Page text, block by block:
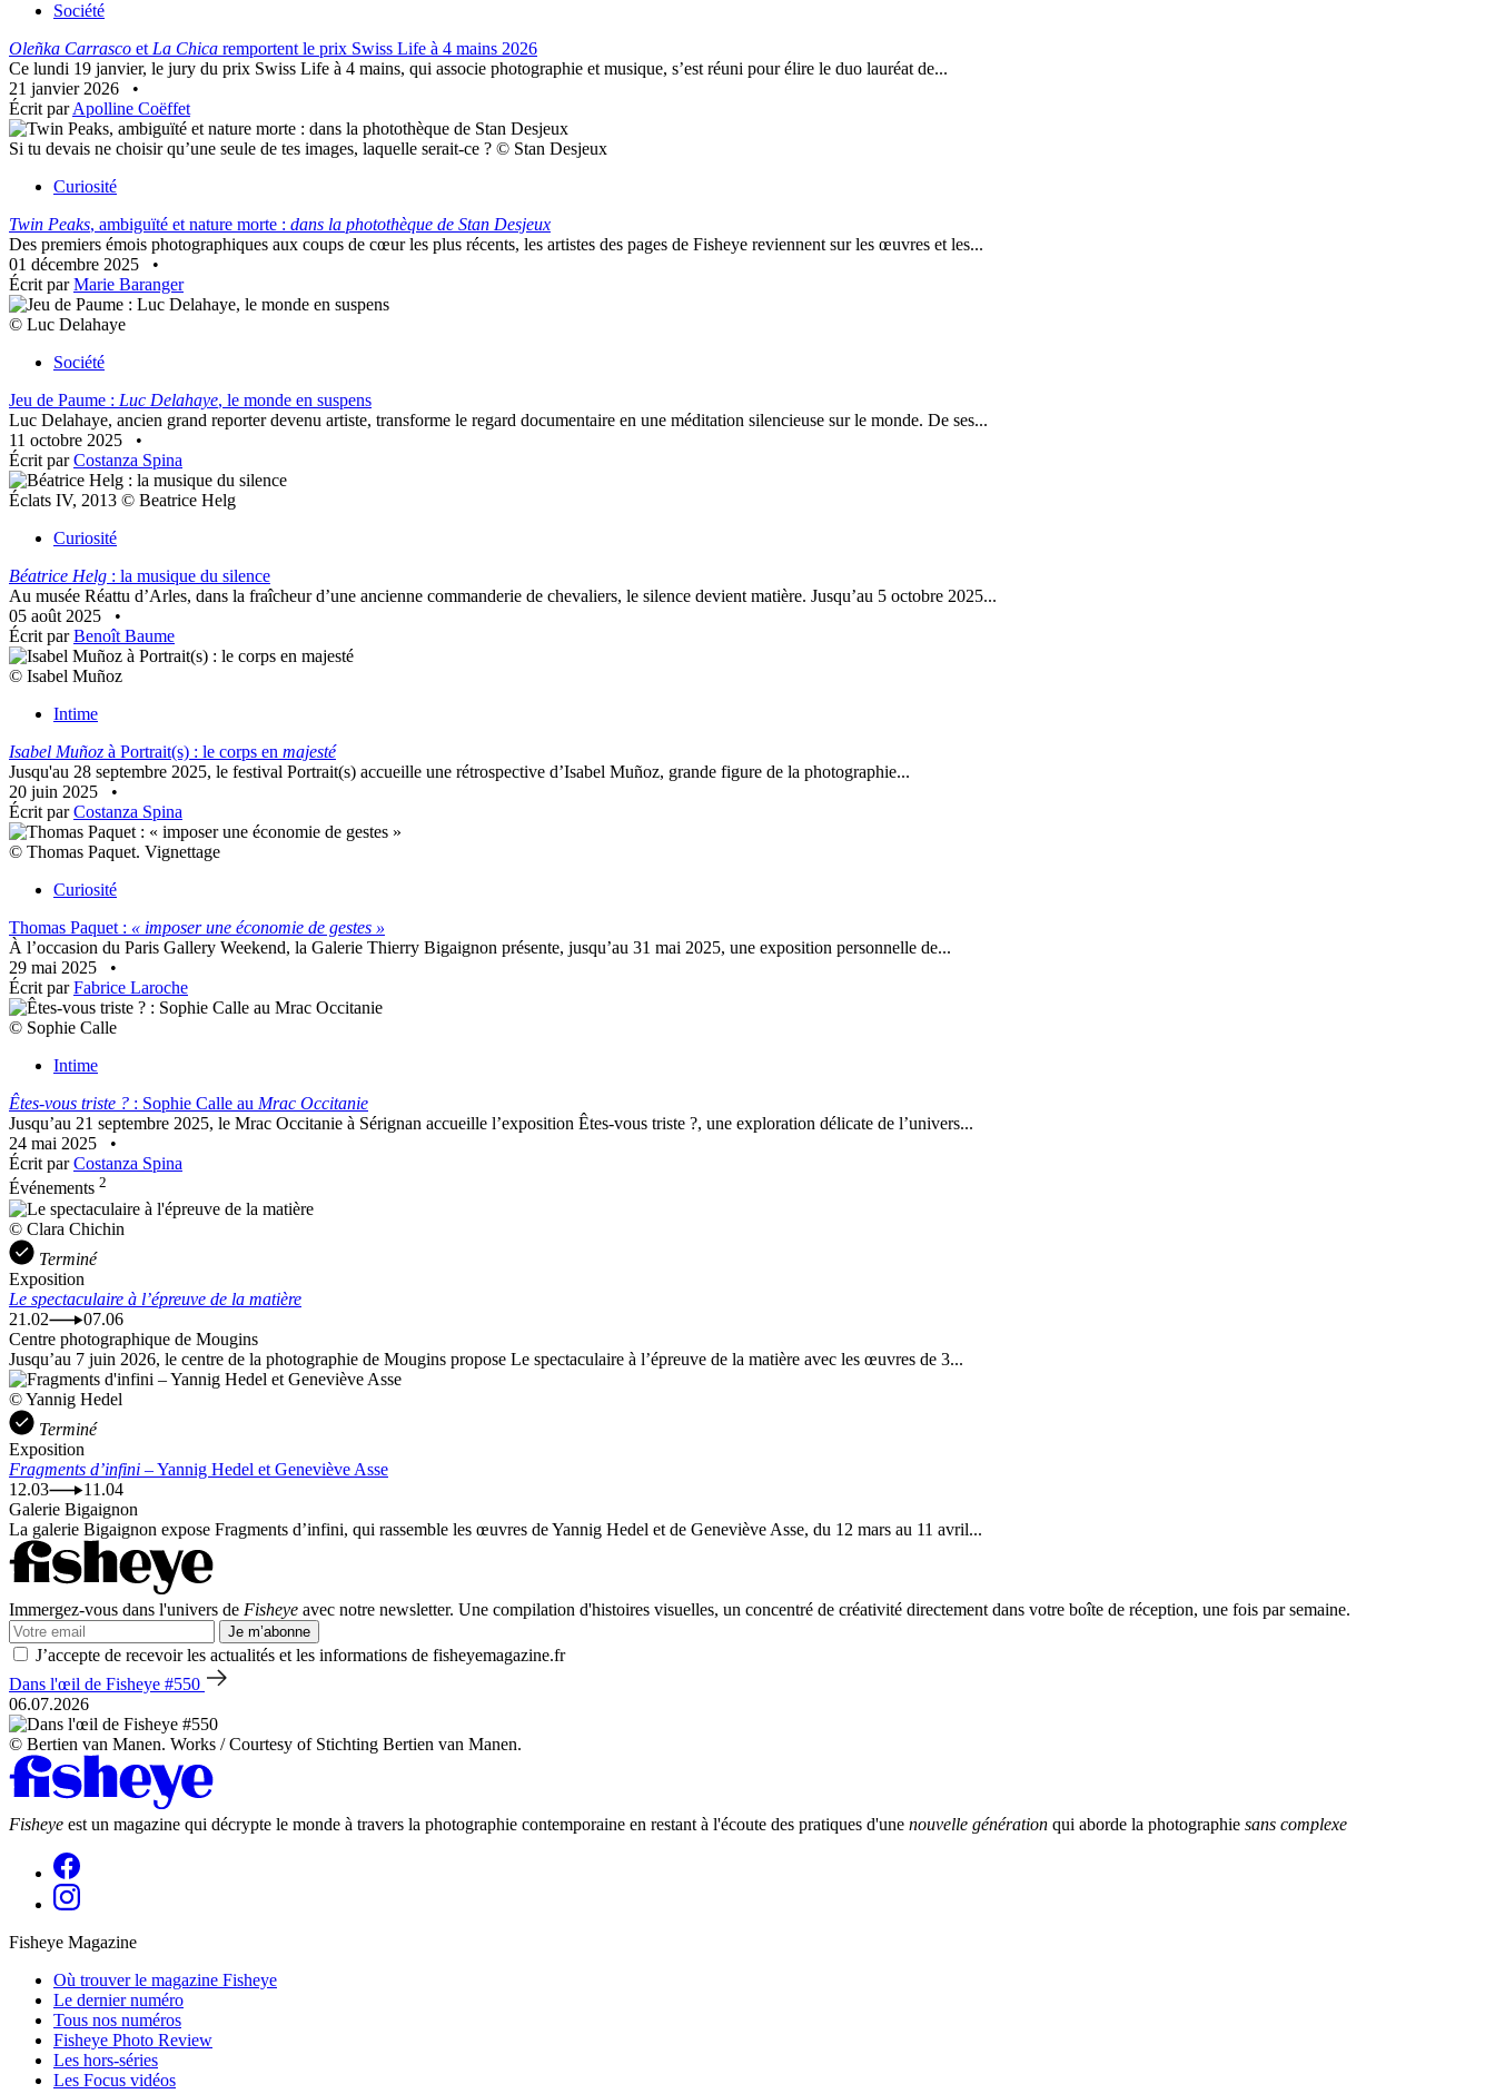
Société
Oleñka Carrasco et La Chica remportent le prix Swiss Life à 4 mains 2026
Ce lundi 19 janvier, le jury du prix Swiss Life à 4 mains, qui associe photographie et musique, s’est réuni pour élire le duo lauréat de...
21 janvier 2026
•
Écrit parApolline Coëffet
Si tu devais ne choisir qu’une seule de tes images, laquelle serait-ce ? © Stan Desjeux
Curiosité
Twin Peaks, ambiguïté et nature morte : dans la photothèque de Stan Desjeux
Des premiers émois photographiques aux coups de cœur les plus récents, les artistes des pages de Fisheye reviennent sur les œuvres et les...
01 décembre 2025
•
Écrit parMarie Baranger
© Luc Delahaye
Société
Jeu de Paume : Luc Delahaye, le monde en suspens
Luc Delahaye, ancien grand reporter devenu artiste, transforme le regard documentaire en une méditation silencieuse sur le monde. De ses...
11 octobre 2025
•
Écrit parCostanza Spina
Éclats IV, 2013 © Beatrice Helg
Curiosité
Béatrice Helg : la musique du silence
Au musée Réattu d’Arles, dans la fraîcheur d’une ancienne commanderie de chevaliers, le silence devient matière. Jusqu’au 5 octobre 2025...
05 août 2025
•
Écrit parBenoît Baume
© Isabel Muñoz
Intime
Isabel Muñoz à Portrait(s) : le corps en majesté
Jusqu'au 28 septembre 2025, le festival Portrait(s) accueille une rétrospective d’Isabel Muñoz, grande figure de la photographie...
20 juin 2025
•
Écrit parCostanza Spina
© Thomas Paquet. Vignettage
Curiosité
Thomas Paquet : « imposer une économie de gestes »
À l’occasion du Paris Gallery Weekend, la Galerie Thierry Bigaignon présente, jusqu’au 31 mai 2025, une exposition personnelle de...
29 mai 2025
•
Écrit parFabrice Laroche
© Sophie Calle
Intime
Êtes-vous triste ? : Sophie Calle au Mrac Occitanie
Jusqu’au 21 septembre 2025, le Mrac Occitanie à Sérignan accueille l’exposition Êtes-vous triste ?, une exploration délicate de l’univers...
24 mai 2025
•
Écrit parCostanza Spina
Événements 2
© Clara Chichin
Terminé
Exposition
Le spectaculaire à l’épreuve de la matière
21.02
07.06
Centre photographique de Mougins
Jusqu’au 7 juin 2026, le centre de la photographie de Mougins propose Le spectaculaire à l’épreuve de la matière avec les œuvres de 3...
© Yannig Hedel
Terminé
Exposition
Fragments d’infini – Yannig Hedel et Geneviève Asse
12.03
11.04
Galerie Bigaignon
La galerie Bigaignon expose Fragments d’infini, qui rassemble les œuvres de Yannig Hedel et de Geneviève Asse, du 12 mars au 11 avril...
Immergez-vous dans l'univers de Fisheye avec notre newsletter. Une compilation d'histoires visuelles, un concentré de créativité directement dans votre boîte de réception, une fois par semaine.
Je m’abonne
J’accepte de recevoir les actualités et les informations de fisheyemagazine.fr
Dans l'œil de Fisheye #550
06.07.2026
© Bertien van Manen. Works / Courtesy of Stichting Bertien van Manen.
Fisheye est un magazine qui décrypte le monde à travers la photographie contemporaine en restant à l'écoute des pratiques d'une nouvelle génération qui aborde la photographie sans complexe
Fisheye Magazine
Où trouver le magazine Fisheye
Le dernier numéro
Tous nos numéros
Fisheye Photo Review
Les hors-séries
Les Focus vidéos